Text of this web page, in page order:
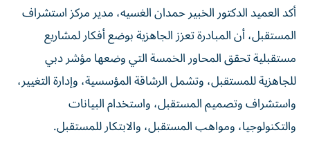
أكد العميد الدكتور الخبير حمدان الغسيه، مدير مركز استشراف
المستقبل، أن المبادرة تعزز الجاهزية بوضع أفكار لمشاريع
مستقبلية تحقق المحاور الخمسة التي وضعها مؤشر دبي
للجاهزية للمستقبل، وتشمل الرشاقة المؤسسية، وإدارة التغيير،
واستشراف وتصميم المستقبل، واستخدام البيانات
والتكنولوجيا، ومواهب المستقبل، والابتكار للمستقبل.